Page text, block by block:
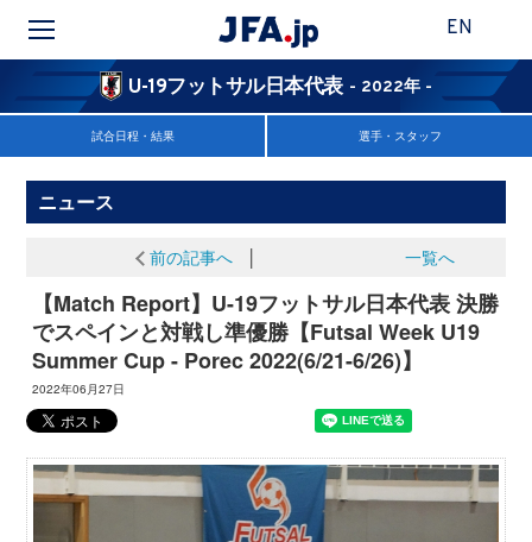
EN
U-19フットサル日本代表 - 2022年 -
試合日程・結果 選手・スタッフ
ニュース
前の記事へ│ 一覧へ
【Match Report】U-19フットサル日本代表 決勝
でスペインと対戦し準優勝【Futsal Week U19
Summer Cup - Porec 2022(6/21-6/26)】
2022年06月27日